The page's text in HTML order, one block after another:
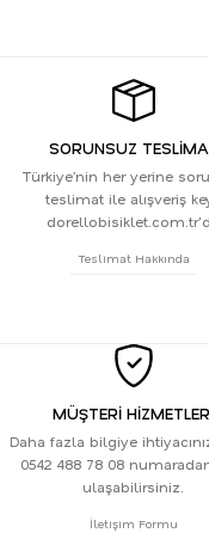
SORUNSUZ
Türkiye’nin her yerine
teslimat ile alışveriş
Teslimat Hakkında
MÜŞTERİ
Daha fazla bilgiye
0542 488 78 08
ulaşabilirsiniz.
İletişim Formu